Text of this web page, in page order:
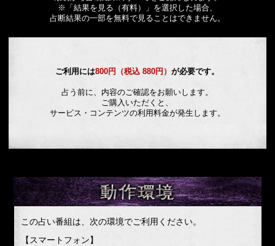
※「結果を見る（有料）」を選択した場合、
占断結果の一部を無料で見ることはできません。
ご利用には800円（税込 880円）が必要です。
占う前に、内容のご確認をお願いします。
ご購入いただくと、
サービス・コンテンツの利用料金が発生します。
この占い番組は、次の環境でご利用ください。
【スマートフォン】